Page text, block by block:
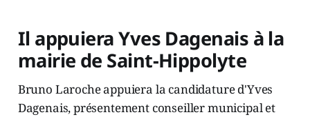
Il appuiera Yves Dagenais à la
mairie de Saint-Hippolyte
Bruno Laroche appuiera la candidature d'Yves
Dagenais, présentement conseiller municipal et